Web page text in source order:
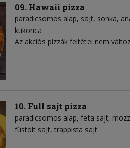
09. Hawaii pizza
paradicsomos alap sajt sonka
kukorica
Az akciós pizzák feltétei nem
10. Full sajt pizza
paradicsomos alap feta sajt
füstölt sajt trappista sajt